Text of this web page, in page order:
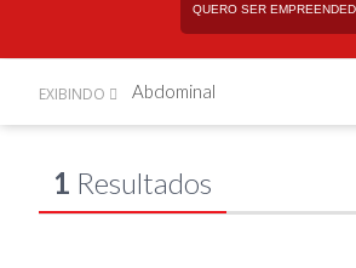
QUERO SER
EXIBINDO Abdominal
1 Resultados